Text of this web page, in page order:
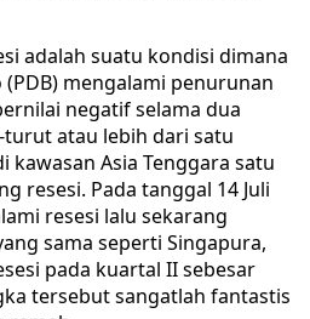
adalah suatu kondisi dimana
mengalami penurunan
negatif selama dua
atau lebih dari satu
kawasan Asia Tenggara satu
resesi. Pada tanggal 14 Juli
resesi lalu sekarang
sama seperti Singapura,
pada kuartal II sebesar
tersebut sangatlah fantastis